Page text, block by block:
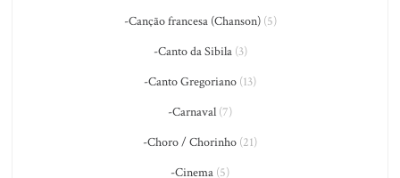
-Canção francesa (Chanson)(5)
-Canto da Sibila(3)
-Canto Gregoriano (13)
-Carnaval (7)
-Choro / Chorinho (21)
-Cinema (5)